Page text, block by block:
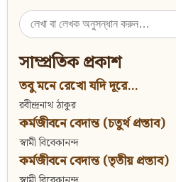
Search
for:
সাম্প্রতিক প্রকাশ
তবু মনে রেখো যদি দূরে...
রবীন্দ্রনাথ ঠাকুর
কর্মজীবনে বেদান্ত (চতুর্থ প্রস্তাব)
স্বামী বিবেকানন্দ
কর্মজীবনে বেদান্ত (তৃতীয় প্রস্তাব)